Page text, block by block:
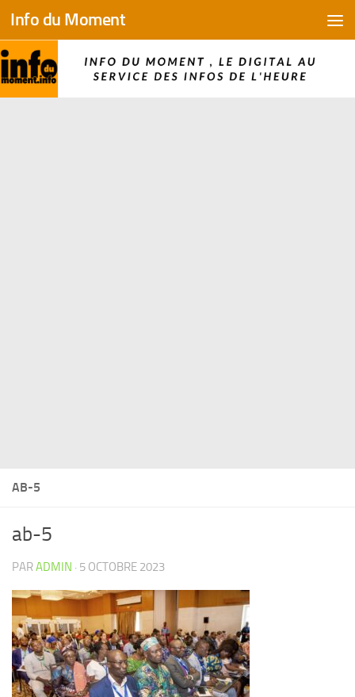
Skip to content
Info du Moment
AB-5
ab-5
PARADMIN · 5 OCTOBRE 2023